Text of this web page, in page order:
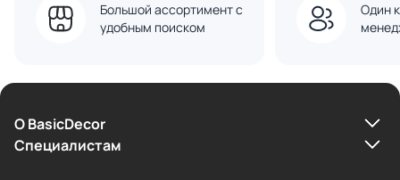
Большой ассортимент с
удобным поиском
Один
О BasicDecor
Cпециалистам